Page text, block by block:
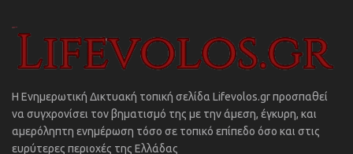
Η Ενημερωτική Δικτυακή τοπική σελίδα Lifevolos.gr προσπαθεί
να συγχρονίσει τον βηματισμό της με την άμεση, έγκυρη, και
αμερόληπτη ενημέρωση τόσο σε τοπικό επίπεδο όσο και στις
ευρύτερες περιοχές της Ελλάδας